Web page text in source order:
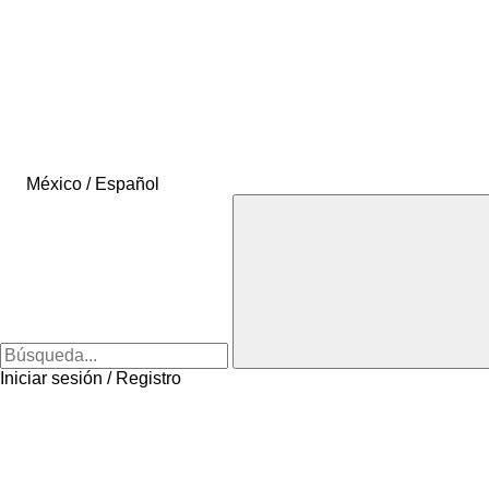
México / Español
Iniciar sesión / Registro